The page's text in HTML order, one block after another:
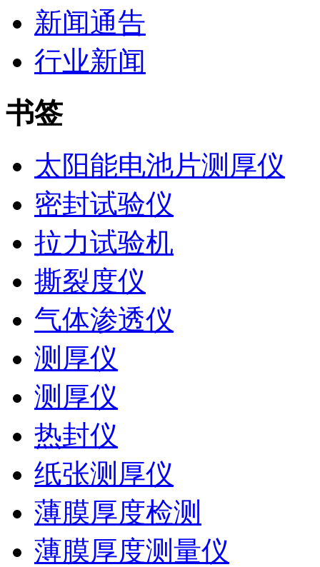
新闻通告
行业新闻
书签
太阳能电池片测厚仪
密封试验仪
拉力试验机
撕裂度仪
气体渗透仪
测厚仪
测厚仪
热封仪
纸张测厚仪
薄膜厚度检测
薄膜厚度测量仪